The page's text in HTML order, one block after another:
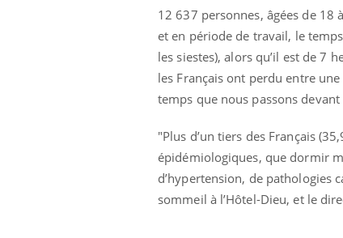
12 637 personnes, âgées de 18
et en période de travail, le
les siestes), alors qu’il est de 7
les Français ont perdu entre
temps que nous passons
"Plus d’un tiers des Français
épidémiologiques, que dormir
d’hypertension, de pathologies
sommeil à l’Hôtel-Dieu, et le